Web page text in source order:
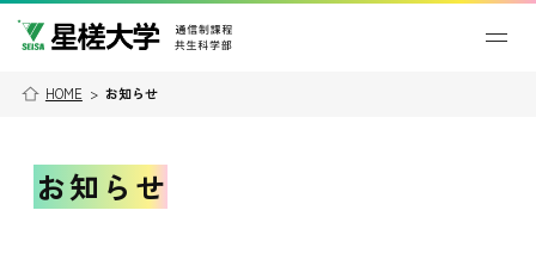
HOME > お知らせ
お知らせ